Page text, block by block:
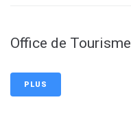
Office de Tourisme
PLUS